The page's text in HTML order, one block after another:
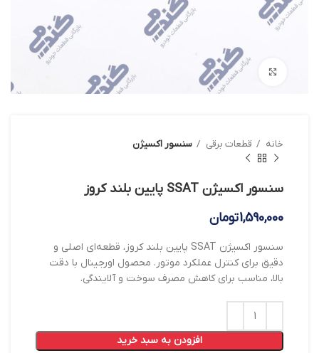
بزرگنمایی تصویر
خانه قطعات برقی سنسور اکسیژن
سنسور اکسیژن SSAT پایین بلند کروز
1,590,000تومان
سنسور اکسیژن SSAT پایین بلند کروز، قطعه‌ای اصلی و
دقیق برای کنترل عملکرد موتور. محصول اورجینال با دقت
بالا، مناسب برای کاهش مصرف سوخت و آلایندگی.
افزودن به سبد خرید